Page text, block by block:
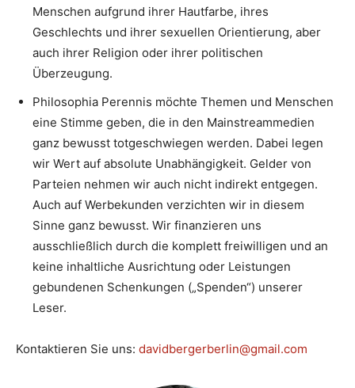
Menschen aufgrund ihrer Hautfarbe, ihres
Geschlechts und ihrer sexuellen Orientierung, aber
auch ihrer Religion oder ihrer politischen
Überzeugung.
Philosophia Perennis möchte Themen und Menschen
eine Stimme geben, die in den Mainstreammedien
ganz bewusst totgeschwiegen werden. Dabei legen
wir Wert auf absolute Unabhängigkeit. Gelder von
Parteien nehmen wir auch nicht indirekt entgegen.
Auch auf Werbekunden verzichten wir in diesem
Sinne ganz bewusst. Wir finanzieren uns
ausschließlich durch die komplett freiwilligen und an
keine inhaltliche Ausrichtung oder Leistungen
gebundenen Schenkungen („Spenden“) unserer
Leser.
Kontaktieren Sie uns: davidbergerberlin@gmail.com